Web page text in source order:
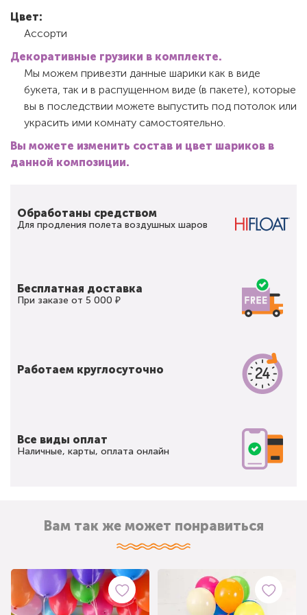
Цвет:
Ассорти
Декоративные грузики в комплекте.
Мы можем привезти данные шарики как в виде
букета, так и в распущенном виде (в пакете), которые
вы в последствии можете выпустить под потолок или
украсить ими комнату самостоятельно.
Вы можете изменить состав и цвет шариков в
данной композиции.
Обработаны средством
Для продления полета воздушных шаров
Бесплатная доставка
При заказе от 5 000 ₽
Работаем круглосуточно
Все виды оплат
Наличные, карты, оплата онлайн
Вам так же может понравиться